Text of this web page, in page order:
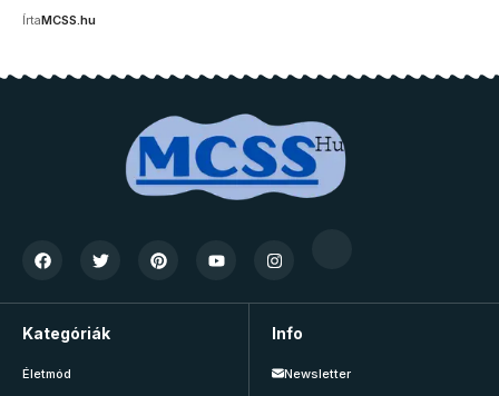
ÍrtaMCSS.hu
Kategóriák
Életmód
Info
Newsletter